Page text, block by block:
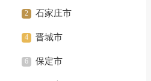
石家庄市
晋城市
保定市